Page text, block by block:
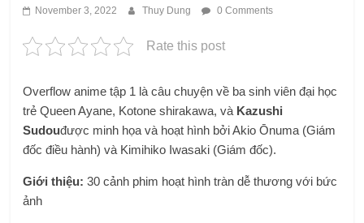
November 3, 2022 Thuy Dung 0 Comments
Rate this post
Overflow anime tập 1 là câu chuyện về ba sinh viên đại học
trẻ Queen Ayane, Kotone shirakawa, và Kazushi
Sudouđược minh họa và hoạt hình bởi Akio Ōnuma (Giám
đốc điều hành) và Kimihiko Iwasaki (Giám đốc).
Giới thiệu: 30 cảnh phim hoạt hình tràn dễ thương với bức
ảnh